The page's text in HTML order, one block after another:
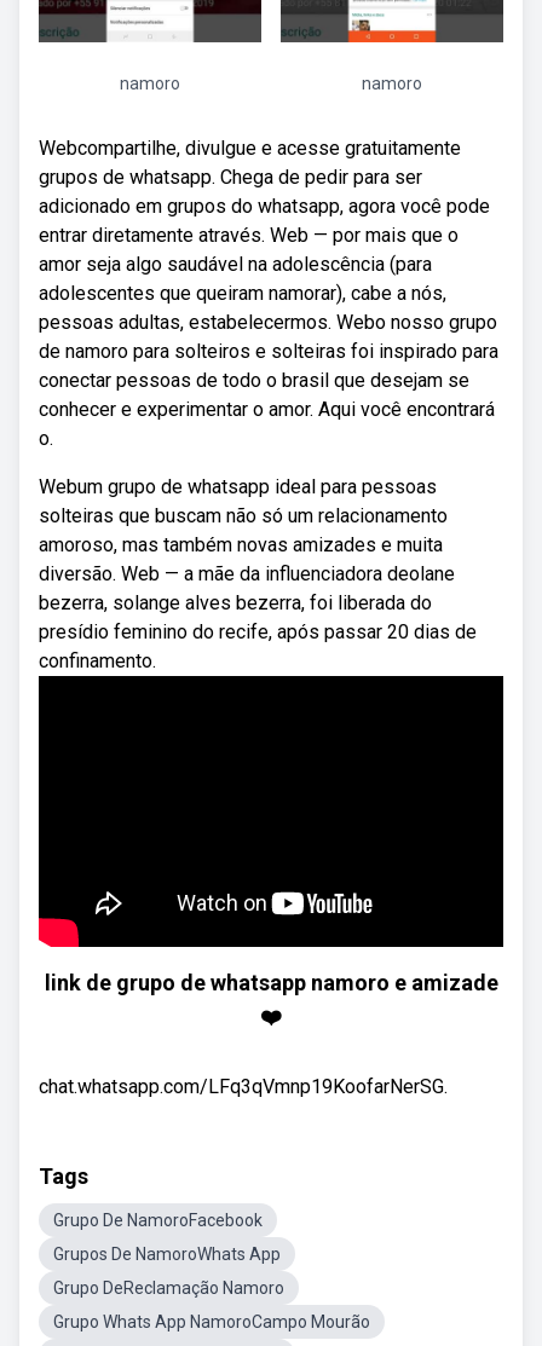
namoro namoro
Webcompartilhe, divulgue e acesse gratuitamente
grupos de whatsapp. Chega de pedir para ser
adicionado em grupos do whatsapp, agora você pode
entrar diretamente através. Web — por mais que o
amor seja algo saudável na adolescência (para
adolescentes que queiram namorar), cabe a nós,
pessoas adultas, estabelecermos. Webo nosso grupo
de namoro para solteiros e solteiras foi inspirado para
conectar pessoas de todo o brasil que desejam se
conhecer e experimentar o amor. Aqui você encontrará
o.
Webum grupo de whatsapp ideal para pessoas
solteiras que buscam não só um relacionamento
amoroso, mas também novas amizades e muita
diversão. Web — a mãe da influenciadora deolane
bezerra, solange alves bezerra, foi liberada do
presídio feminino do recife, após passar 20 dias de
confinamento.
link de grupo de whatsapp namoro e amizade
❤️
chat.whatsapp.com/LFq3qVmnp19KoofarNerSG.
Tags
Grupo De NamoroFacebook
Grupos De NamoroWhats App
Grupo DeReclamação Namoro
Grupo Whats App NamoroCampo Mourão